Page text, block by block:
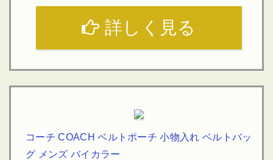
詳しく見る
コーチ COACH ベルトポーチ 小物入れ ベルトバッ
グ メンズ バイカラー